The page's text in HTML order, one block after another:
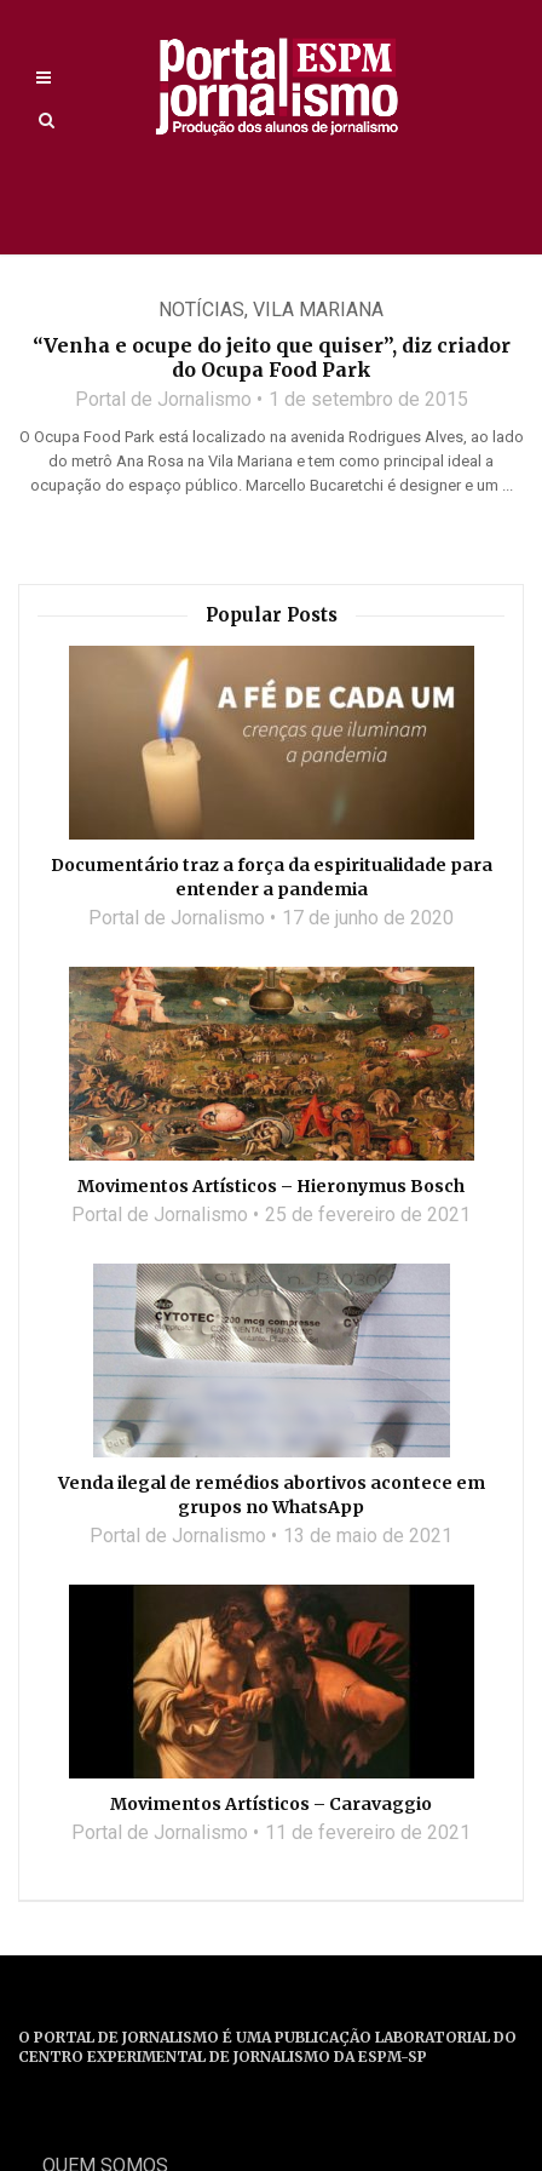
NOTÍCIAS, VILA MARIANA
“Venha e ocupe do jeito que quiser”, diz criador
do Ocupa Food Park
Portal de Jornalismo 1 de setembro de 2015
O Ocupa Food Park está localizado na avenida Rodrigues Alves, ao lado
do metrô Ana Rosa na Vila Mariana e tem como principal ideal a
ocupação do espaço público. Marcello Bucaretchi é designer e um ...
Popular Posts
Documentário traz a força da espiritualidade para
entender a pandemia
Portal de Jornalismo 17 de junho de 2020
Movimentos Artísticos – Hieronymus Bosch
Portal de Jornalismo 25 de fevereiro de 2021
Venda ilegal de remédios abortivos acontece em
grupos no WhatsApp
Portal de Jornalismo 13 de maio de 2021
Movimentos Artísticos – Caravaggio
Portal de Jornalismo 11 de fevereiro de 2021
O PORTAL DE JORNALISMO É UMA PUBLICAÇÃO LABORATORIAL DO
CENTRO EXPERIMENTAL DE JORNALISMO DA ESPM-SP
QUEM SOMOS